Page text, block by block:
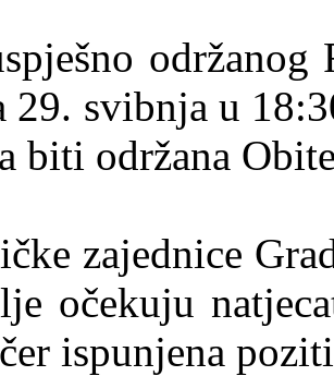
održanog
29. svibnja u
biti održana
zajednice
očekuju
ispunjena